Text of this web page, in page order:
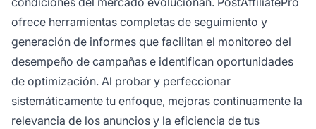
ofrece herramientas completas de seguimiento y
generación de informes que facilitan el monitoreo del
desempeño de campañas e identifican oportunidades
de optimización. Al probar y perfeccionar
sistemáticamente tu enfoque, mejoras continuamente la
relevancia de los anuncios y la eficiencia de tus